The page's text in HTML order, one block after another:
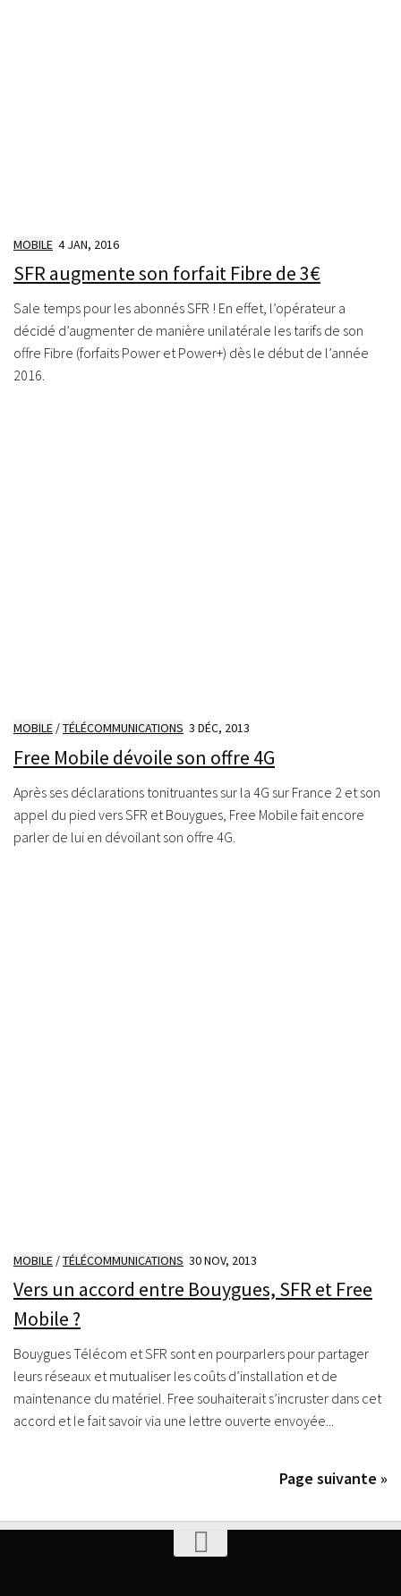
MOBILE 4 JAN, 2016
SFR augmente son forfait Fibre de 3€
Sale temps pour les abonnés SFR ! En effet, l’opérateur a
décidé d’augmenter de manière unilatérale les tarifs de son
offre Fibre (forfaits Power et Power+) dès le début de l’année
2016.
MOBILE /TÉLÉCOMMUNICATIONS 3 DÉC, 2013
Free Mobile dévoile son offre 4G
Après ses déclarations tonitruantes sur la 4G sur France 2 et son
appel du pied vers SFR et Bouygues, Free Mobile fait encore
parler de lui en dévoilant son offre 4G.
MOBILE /TÉLÉCOMMUNICATIONS 30 NOV, 2013
Vers un accord entre Bouygues, SFR et Free
Mobile ?
Bouygues Télécom et SFR sont en pourparlers pour partager
leurs réseaux et mutualiser les coûts d’installation et de
maintenance du matériel. Free souhaiterait s’incruster dans cet
accord et le fait savoir via une lettre ouverte envoyée...
Page suivante »